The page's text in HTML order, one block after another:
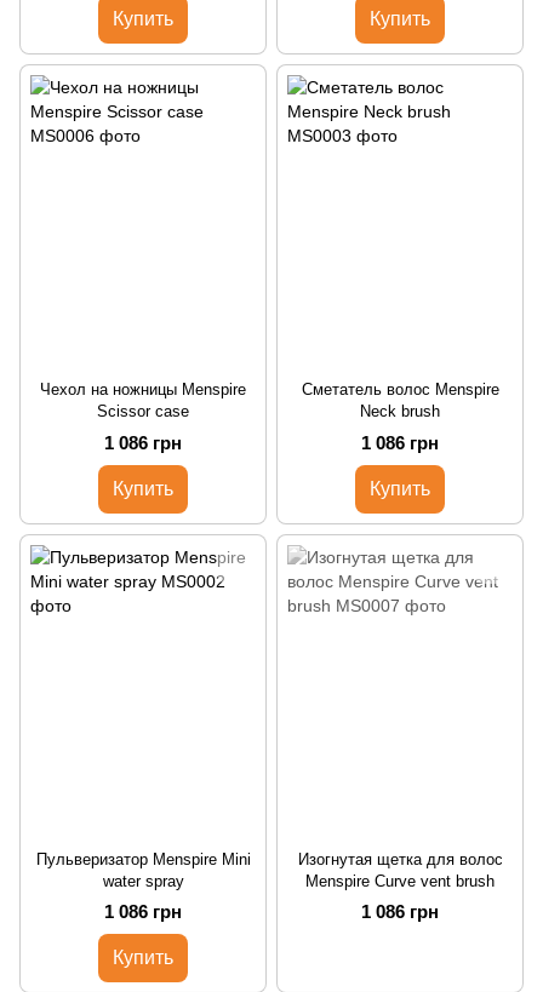
Купить Купить
Чехол на ножницы Menspire
Scissor case
1 086 грн
Купить
Сметатель волос Menspire
Neck brush
1 086 грн
Купить
Пульверизатор Menspire Mini
water spray
1 086 грн
Купить
Изогнутая щетка для волос
Menspire Curve vent brush
1 086 грн